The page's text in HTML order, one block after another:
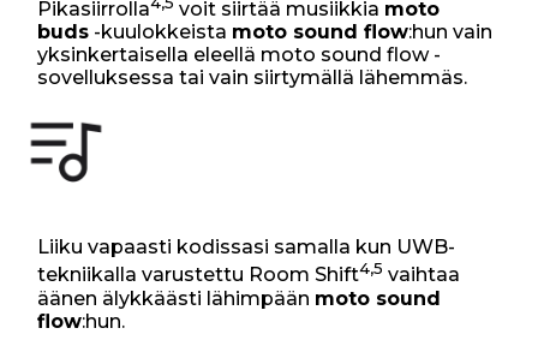
Pikasiirrolla voit siirtää musiikkia moto
buds -kuulokkeista moto sound flow:hun vain
yksinkertaisella eleellä moto sound flow -
sovelluksessa tai vain siirtymällä lähemmäs.
Liiku vapaasti kodissasi samalla kun UWB-
tekniikalla varustettu Room Shift4,5 vaihtaa
äänen älykkäästi lähimpään moto sound
flow:hun.